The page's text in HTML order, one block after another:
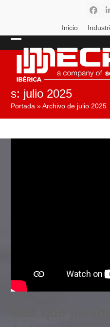
Inicio
Open
mobile
menu
Close
mobile
menu
s: julio 2025
Portada »Archivo de julio 2025